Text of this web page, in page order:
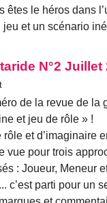
êtes le héros dans
jeu et un scénario
N°2 Juillet
de la revue de la
et jeu de rôle » !
et d’imaginaire
vue pour trois
: Joueur, Meneur
c’est parti pour un